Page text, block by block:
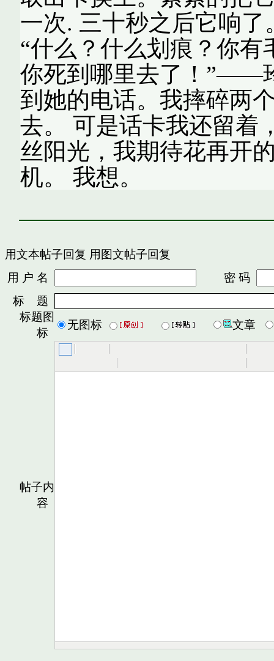
一次. 三十秒之后它响了
“什么？什么划痕？你
你死到哪里去了！”——
到她的电话。我摔碎两
去。 可是话卡我还留着
丝阳光，我期待花再开
机。 我想。
用文本帖子回复 用图文帖子回复
用 户 名
密 码
标 题
标题图
标
无图标 文章
帖子内
容